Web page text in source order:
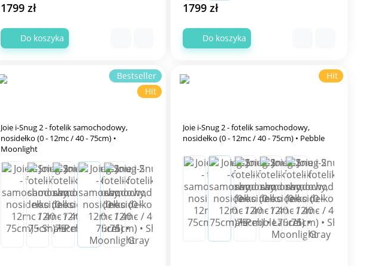
1799 zł
Do koszyka
1799 zł
Do koszyka
Bestseller
Hit
Joie i-Snug 2 - fotelik samochodowy,
nosidełko (0 - 12mc / 40 - 75cm) •
Moonlight
Hit
Joie i-Snug 2 - fotelik samochodowy,
nosidełko (0 - 12mc / 40 - 75cm) • Pebble